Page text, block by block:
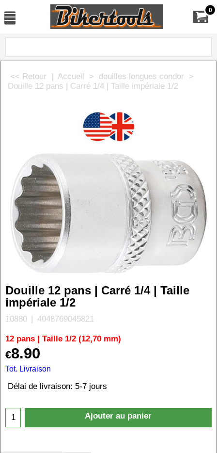
0
<< Retour | Accueil > douilles longues condor >
Douille 12 pans | Carré 1/4 | Taille impériale 1/2
Douille 12 pans | Carré 1/4 | Taille
impériale 1/2
10880 4048769045821
12 pans | Taille 1/2 (12,70 mm)
€8.90
Tot. Livraison
Délai de livraison: 5-7 jours
Ajouter au panier